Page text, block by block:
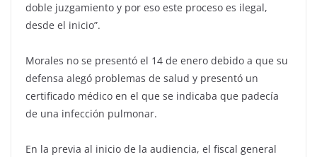
doble juzgamiento y por eso este proceso es ilegal,
desde el inicio”.
Morales no se presentó el 14 de enero debido a que su
defensa alegó problemas de salud y presentó un
certificado médico en el que se indicaba que padecía
de una infección pulmonar.
En la previa al inicio de la audiencia, el fiscal general